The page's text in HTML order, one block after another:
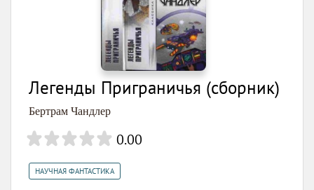
Легенды Приграничья (сборник)
Бертрам Чандлер
0.00
НАУЧНАЯ ФАНТАСТИКА